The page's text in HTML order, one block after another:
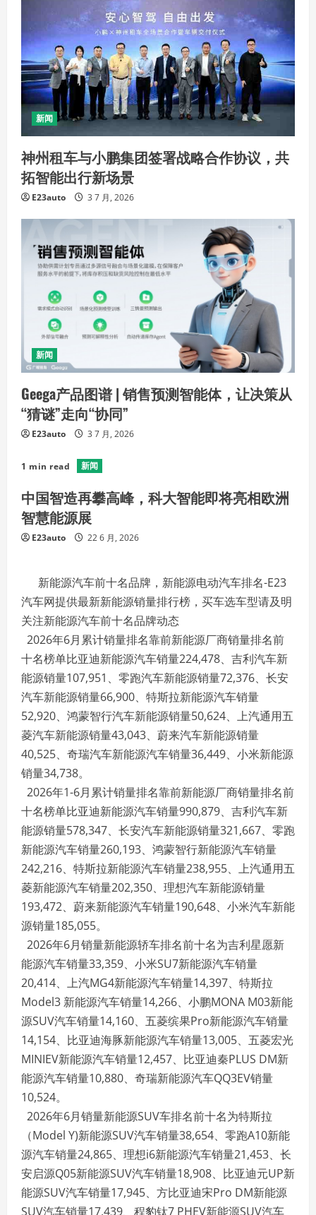
新闻
神州租车与小鹏集团签署战略合作协议，共
拓智能出行新场景
E23auto 3 7 月, 2026
新闻
Geega产品图谱 | 销售预测智能体，让决策从
“猜谜”走向“协同”
E23auto 3 7 月, 2026
1 min read 新闻
中国智造再攀高峰，科大智能即将亮相欧洲
智慧能源展
E23auto 22 6 月, 2026
新能源汽车前十名品牌，新能源电动汽车排名-E23
汽车网提供最新新能源销量排行榜，买车选车型请及明
关注新能源汽车前十名品牌动态
2026年6月累计销量排名靠前新能源厂商销量排名前
十名榜单比亚迪新能源汽车销量224,478、吉利汽车新
能源销量107,951、零跑汽车新能源销量72,376、长安
汽车新能源销量66,900、特斯拉新能源汽车销量
52,920、鸿蒙智行汽车新能源销量50,624、上汽通用五
菱汽车新能源销量43,043、蔚来汽车新能源销量
40,525、奇瑞汽车新能源汽车销量36,449、小米新能源
销量34,738。
2026年1-6月累计销量排名靠前新能源厂商销量排名前
十名榜单比亚迪新能源汽车销量990,879、吉利汽车新
能源销量578,347、长安汽车新能源销量321,667、零跑
新能源汽车销量260,193、鸿蒙智行新能源汽车销量
242,216、特斯拉新能源汽车销量238,955、上汽通用五
菱新能源汽车销量202,350、理想汽车新能源销量
193,472、蔚来新能源汽车销量190,648、小米汽车新能
源销量185,055。
2026年6月销量新能源轿车排名前十名为吉利星愿新
能源汽车销量33,359、小米SU7新能源汽车销量
20,414、上汽MG4新能源汽车销量14,397、特斯拉
Model3 新能源汽车销量14,266、小鹏MONA M03新能
源SUV汽车销量14,160、五菱缤果Pro新能源汽车销量
14,154、比亚迪海豚新能源汽车销量13,005、五菱宏光
MINIEV新能源汽车销量12,457、比亚迪秦PLUS DM新
能源汽车销量10,880、奇瑞新能源汽车QQ3EV销量
10,524。
2026年6月销量新能源SUV车排名前十名为特斯拉
（Model Y)新能源SUV汽车销量38,654、零跑A10新能
源汽车销量24,865、理想i6新能源汽车销量21,453、长
安启源Q05新能源SUV汽车销量18,908、比亚迪元UP新
能源SUV汽车销量17,945、方比亚迪宋Pro DM新能源
SUV汽车销量17,439、程豹钛7 PHEV新能源SUV汽车